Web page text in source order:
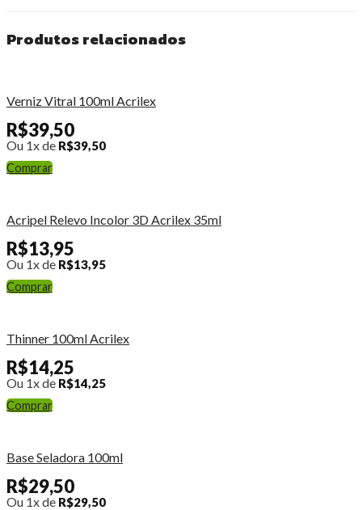
Produtos relacionados
Verniz Vitral 100ml Acrilex
R$39,50
Ou 1x de R$39,50
Comprar
Acripel Relevo Incolor 3D Acrilex 35ml
R$13,95
Ou 1x de R$13,95
Comprar
Thinner 100ml Acrilex
R$14,25
Ou 1x de R$14,25
Comprar
Base Seladora 100ml
R$29,50
Ou 1x de R$29,50